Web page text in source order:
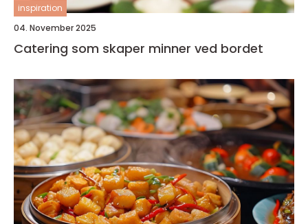
inspiration
04. November 2025
Catering som skaper minner ved bordet